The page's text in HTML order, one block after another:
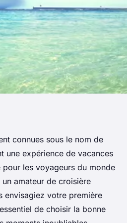
la croisière
vacances de
de lecture
connues sous le nom de
une expérience de vacances
pour les voyageurs du monde
amateur de croisière
envisagiez votre première
de choisir la bonne